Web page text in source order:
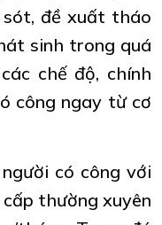
sót, đề xuất tháo
sinh trong quá
chế độ, chính
công ngay từ cơ
có công với
thường xuyên